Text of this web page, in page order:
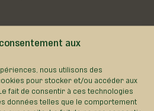
aux
nous utilisons des
pour stocker et/ou accéder aux
fait de consentir à ces technologies
données telles que le comportement
emballages cadeau.
Gillois inc.